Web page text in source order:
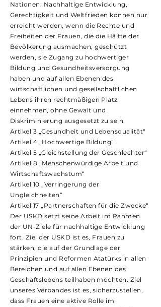
Nationen. Nachhaltige Entwicklung,
Gerechtigkeit und Weltfrieden können nur
erreicht werden, wenn die Rechte und
Freiheiten der Frauen, die die Hälfte der
Bevölkerung ausmachen, geschützt
werden, sie Zugang zu hochwertiger
Bildung und Gesundheitsversorgung
haben und auf allen Ebenen des
wirtschaftlichen und gesellschaftlichen
Lebens ihren rechtmäßigen Platz
einnehmen, ohne Gewalt und
Diskriminierung ausgesetzt zu sein.
Artikel 3 „Gesundheit und Lebensqualität“
Artikel 4 „Hochwertige Bildung“
Artikel 5 „Gleichstellung der Geschlechter“
Artikel 8 „Menschenwürdige Arbeit und
Wirtschaftswachstum“
Artikel 10 „Verringerung der
Ungleichheiten“
Artikel 17 „Partnerschaften für die Zwecke“
Der USKD setzt seine Arbeit im Rahmen
der UN-Ziele für nachhaltige Entwicklung
fort. Ziel der USKD ist es, Frauen zu
stärken, die auf der Grundlage der
Prinzipien und Reformen Atatürks in allen
Bereichen und auf allen Ebenen des
Geschäftslebens teilhaben möchten. Ziel
unseres Verbandes ist es, sicherzustellen,
dass Frauen eine aktive Rolle im